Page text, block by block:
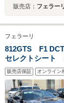
販売店： フェラーリ正
フェラーリ
812GTS F1
セレクトシート
ト 純正20イン
ーダーブレーキ
レイ
販売店保証 オンライン